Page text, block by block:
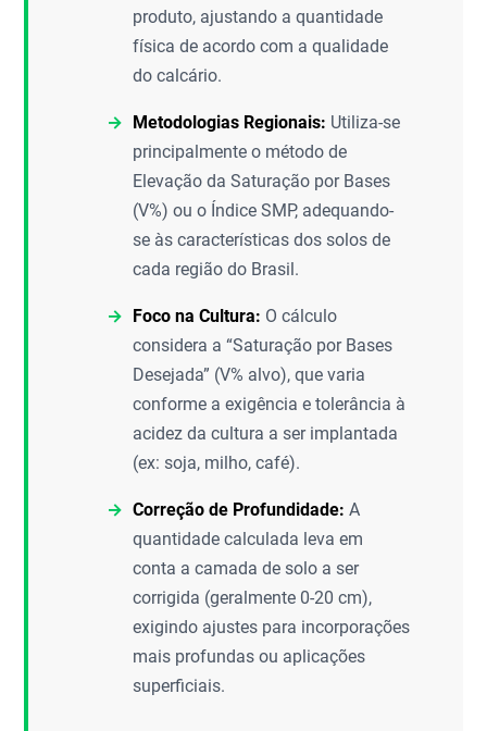
produto, ajustando a quantidade
física de acordo com a qualidade
do calcário.
Metodologias Regionais: Utiliza-se
principalmente o método de
Elevação da Saturação por Bases
(V%) ou o Índice SMP, adequando-
se às características dos solos de
cada região do Brasil.
Foco na Cultura: O cálculo
considera a “Saturação por Bases
Desejada” (V% alvo), que varia
conforme a exigência e tolerância à
acidez da cultura a ser implantada
(ex: soja, milho, café).
Correção de Profundidade: A
quantidade calculada leva em
conta a camada de solo a ser
corrigida (geralmente 0-20 cm),
exigindo ajustes para incorporações
mais profundas ou aplicações
superficiais.